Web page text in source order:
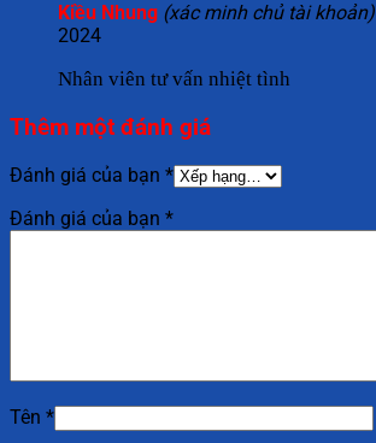
Kiều Nhung (xác minh chủ tài khoản)
2024
Nhân viên tư vấn nhiệt tình
Thêm một đánh giá
Đánh giá của bạn *
Đánh giá của bạn *
Tên *